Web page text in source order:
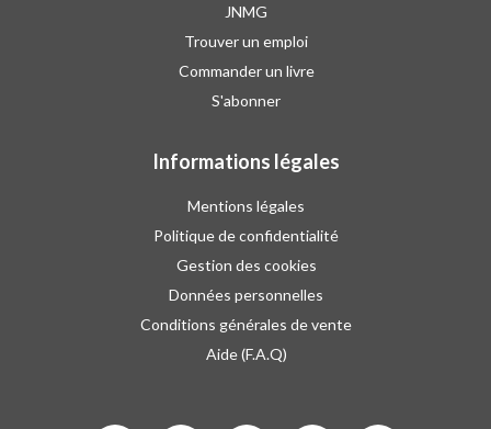
JNMG
Trouver un emploi
Commander un livre
S'abonner
Informations légales
Mentions légales
Politique de confidentialité
Gestion des cookies
Données personnelles
Conditions générales de vente
Aide (F.A.Q)